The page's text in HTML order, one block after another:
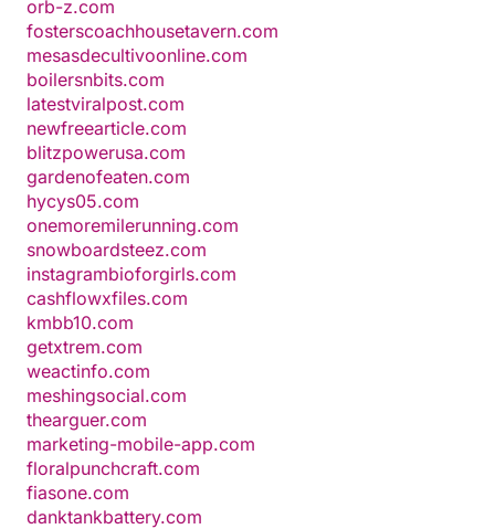
orb-z.com
fosterscoachhousetavern.com
mesasdecultivoonline.com
boilersnbits.com
latestviralpost.com
newfreearticle.com
blitzpowerusa.com
gardenofeaten.com
hycys05.com
onemoremilerunning.com
snowboardsteez.com
instagrambioforgirls.com
cashflowxfiles.com
kmbb10.com
getxtrem.com
weactinfo.com
meshingsocial.com
thearguer.com
marketing-mobile-app.com
floralpunchcraft.com
fiasone.com
danktankbattery.com